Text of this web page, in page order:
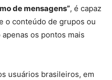
de mensagens”, é capaz
o conteúdo de grupos ou
os pontos mais
usuários brasileiros, em